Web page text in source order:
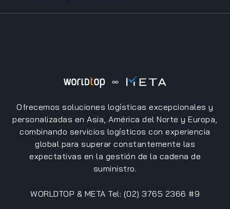
Ofrecemos soluciones logísticas excepcionales y
personalizadas en Asia, América del Norte y Europa,
combinando servicios logísticos con experiencia
global para superar constantemente las
expectativas en la gestión de la cadena de
suministro.
WORLDTOP & META Tel: (02) 3765 2366 #9